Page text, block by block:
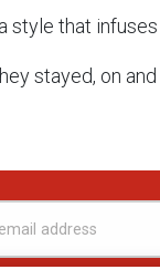
that
stayed, on